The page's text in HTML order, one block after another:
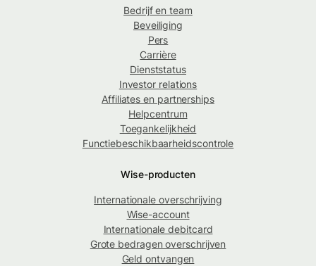
Bedrijf en team
Beveiliging
Pers
Carrière
Dienststatus
Investor relations
Affiliates en partnerships
Helpcentrum
Toegankelijkheid
Functiebeschikbaarheidscontrole
Wise-producten
Internationale overschrijving
Wise-account
Internationale debitcard
Grote bedragen overschrijven
Geld ontvangen